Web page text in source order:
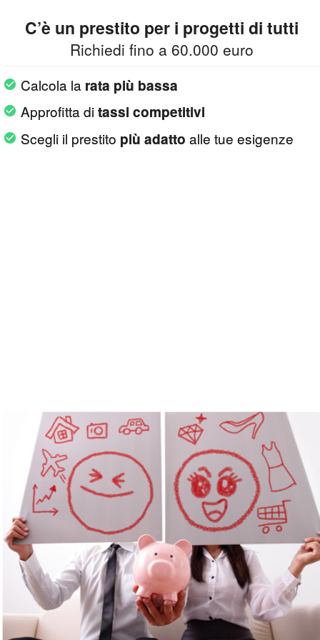
C’è un prestito per i progetti di tutti
Richiedi fino a 60.000 euro
Calcola la rata più bassa
Approfitta ditassi competitivi
Scegli il prestito più adatto alle tue esigenze